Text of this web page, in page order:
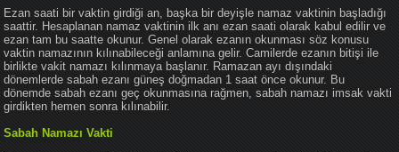
Ezan saati bir vaktin girdiği an, başka bir deyişle namaz vaktinin başladığı
saattir. Hesaplanan namaz vaktinin ilk anı ezan saati olarak kabul edilir ve
ezan tam bu saatte okunur. Genel olarak ezanın okunması söz konusu
vaktin namazının kılınabileceği anlamına gelir. Camilerde ezanın bitişi ile
birlikte vakit namazı kılınmaya başlanır. Ramazan ayı dışındaki
dönemlerde sabah ezanı güneş doğmadan 1 saat önce okunur. Bu
dönemde sabah ezanı geç okunmasına rağmen, sabah namazı imsak vakti
girdikten hemen sonra kılınabilir.
Sabah Namazı Vakti